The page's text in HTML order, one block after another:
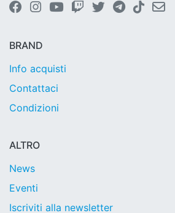
BRAND
Info acquisti
Contattaci
Condizioni
ALTRO
News
Eventi
Iscriviti alla newsletter